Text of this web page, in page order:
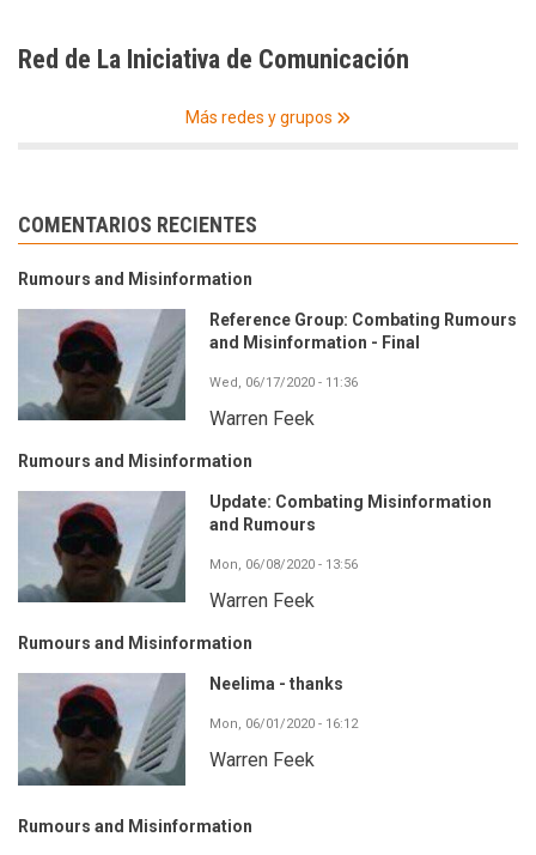
Red de La Iniciativa de Comunicación
Más redes y grupos
COMENTARIOS RECIENTES
Rumours and Misinformation
Reference Group: Combating Rumours
and Misinformation - Final
Wed, 06/17/2020 - 11:36
Warren Feek
Rumours and Misinformation
Update: Combating Misinformation
and Rumours
Mon, 06/08/2020 - 13:56
Warren Feek
Rumours and Misinformation
Neelima - thanks
Mon, 06/01/2020 - 16:12
Warren Feek
Rumours and Misinformation